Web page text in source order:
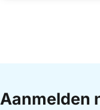
Aanmelden